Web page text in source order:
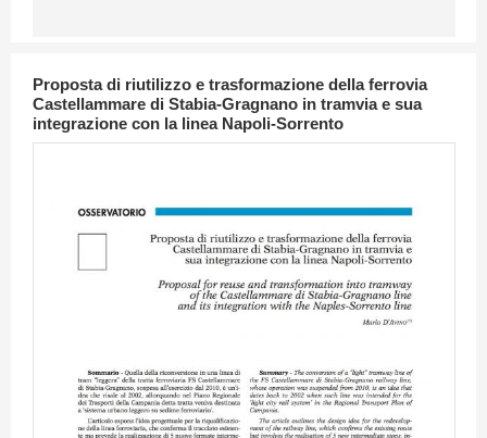
Proposta di riutilizzo e trasformazione della ferrovia
Castellammare di Stabia-Gragnano in tramvia e sua
integrazione con la linea Napoli-Sorrento